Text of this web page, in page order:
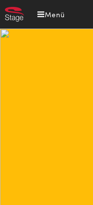
Direkt
zum
Inhalt
Menü